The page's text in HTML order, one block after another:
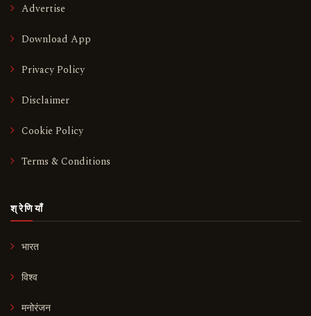
Advertise
Download App
Privacy Policy
Disclaimer
Cookie Policy
Terms & Conditions
श्रेणियाँ
भारत
विश्व
मनोरंजन